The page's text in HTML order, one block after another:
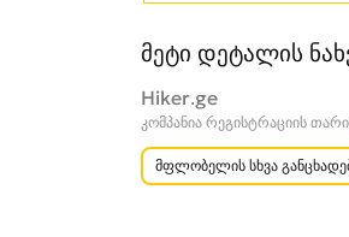
მეტი დეტალის
Hiker.ge
კომპანია რეგისტრაციის
მფლობელის სხვა